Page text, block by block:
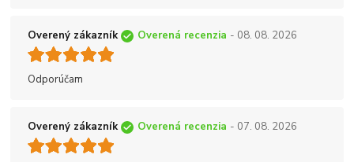
Overený zákazník Overená recenzia - 08. 08. 2026
Odporúčam
Overený zákazník Overená recenzia - 07. 08. 2026